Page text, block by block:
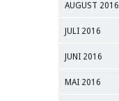
AUGUST 2016
JULI 2016
JUNI 2016
MAI 2016